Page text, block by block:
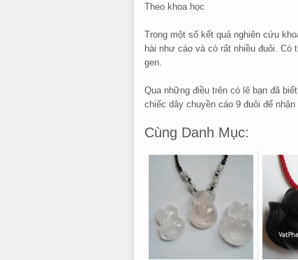
Theo khoa học
Trong một số kết quả nghiên cứu
hài như cáo và có rất nhiều đuôi.
gen.
Qua những điều trên có lẽ bạn đã
chiếc dây chuyền cáo 9 đuôi để
Cùng Danh Mục: